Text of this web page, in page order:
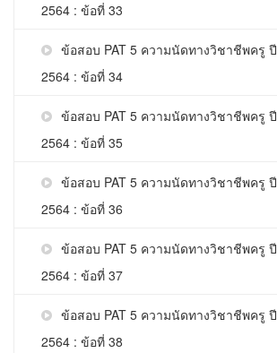
2564 : ข้อที่ 33
ข้อสอบ PAT 5 ความนัดทางวิชาชีพครู ปี
2564 : ข้อที่ 34
ข้อสอบ PAT 5 ความนัดทางวิชาชีพครู ปี
2564 : ข้อที่ 35
ข้อสอบ PAT 5 ความนัดทางวิชาชีพครู ปี
2564 : ข้อที่ 36
ข้อสอบ PAT 5 ความนัดทางวิชาชีพครู ปี
2564 : ข้อที่ 37
ข้อสอบ PAT 5 ความนัดทางวิชาชีพครู ปี
2564 : ข้อที่ 38